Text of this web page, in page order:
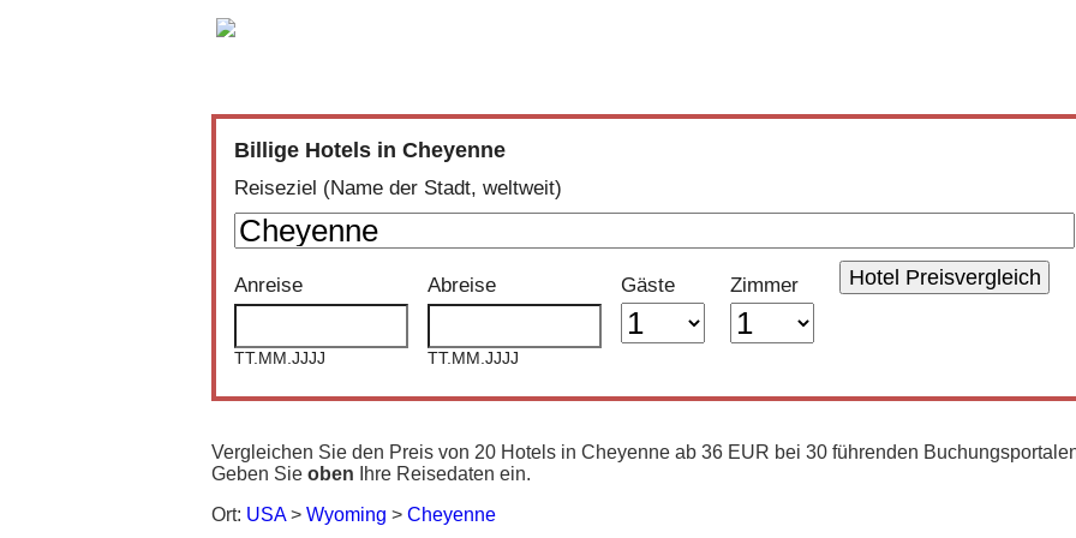
Billige Hotels in Cheyenne
Reiseziel (Name der Stadt, weltweit)
Anreise
TT.MM.JJJJ
Abreise
TT.MM.JJJJ
Gäste Zimmer
Vergleichen Sie den Preis von 20 Hotels in Cheyenne ab 36 EUR bei 30 führenden
Geben Sie oben Ihre Reisedaten ein.
Ort: USA> Wyoming > Cheyenne